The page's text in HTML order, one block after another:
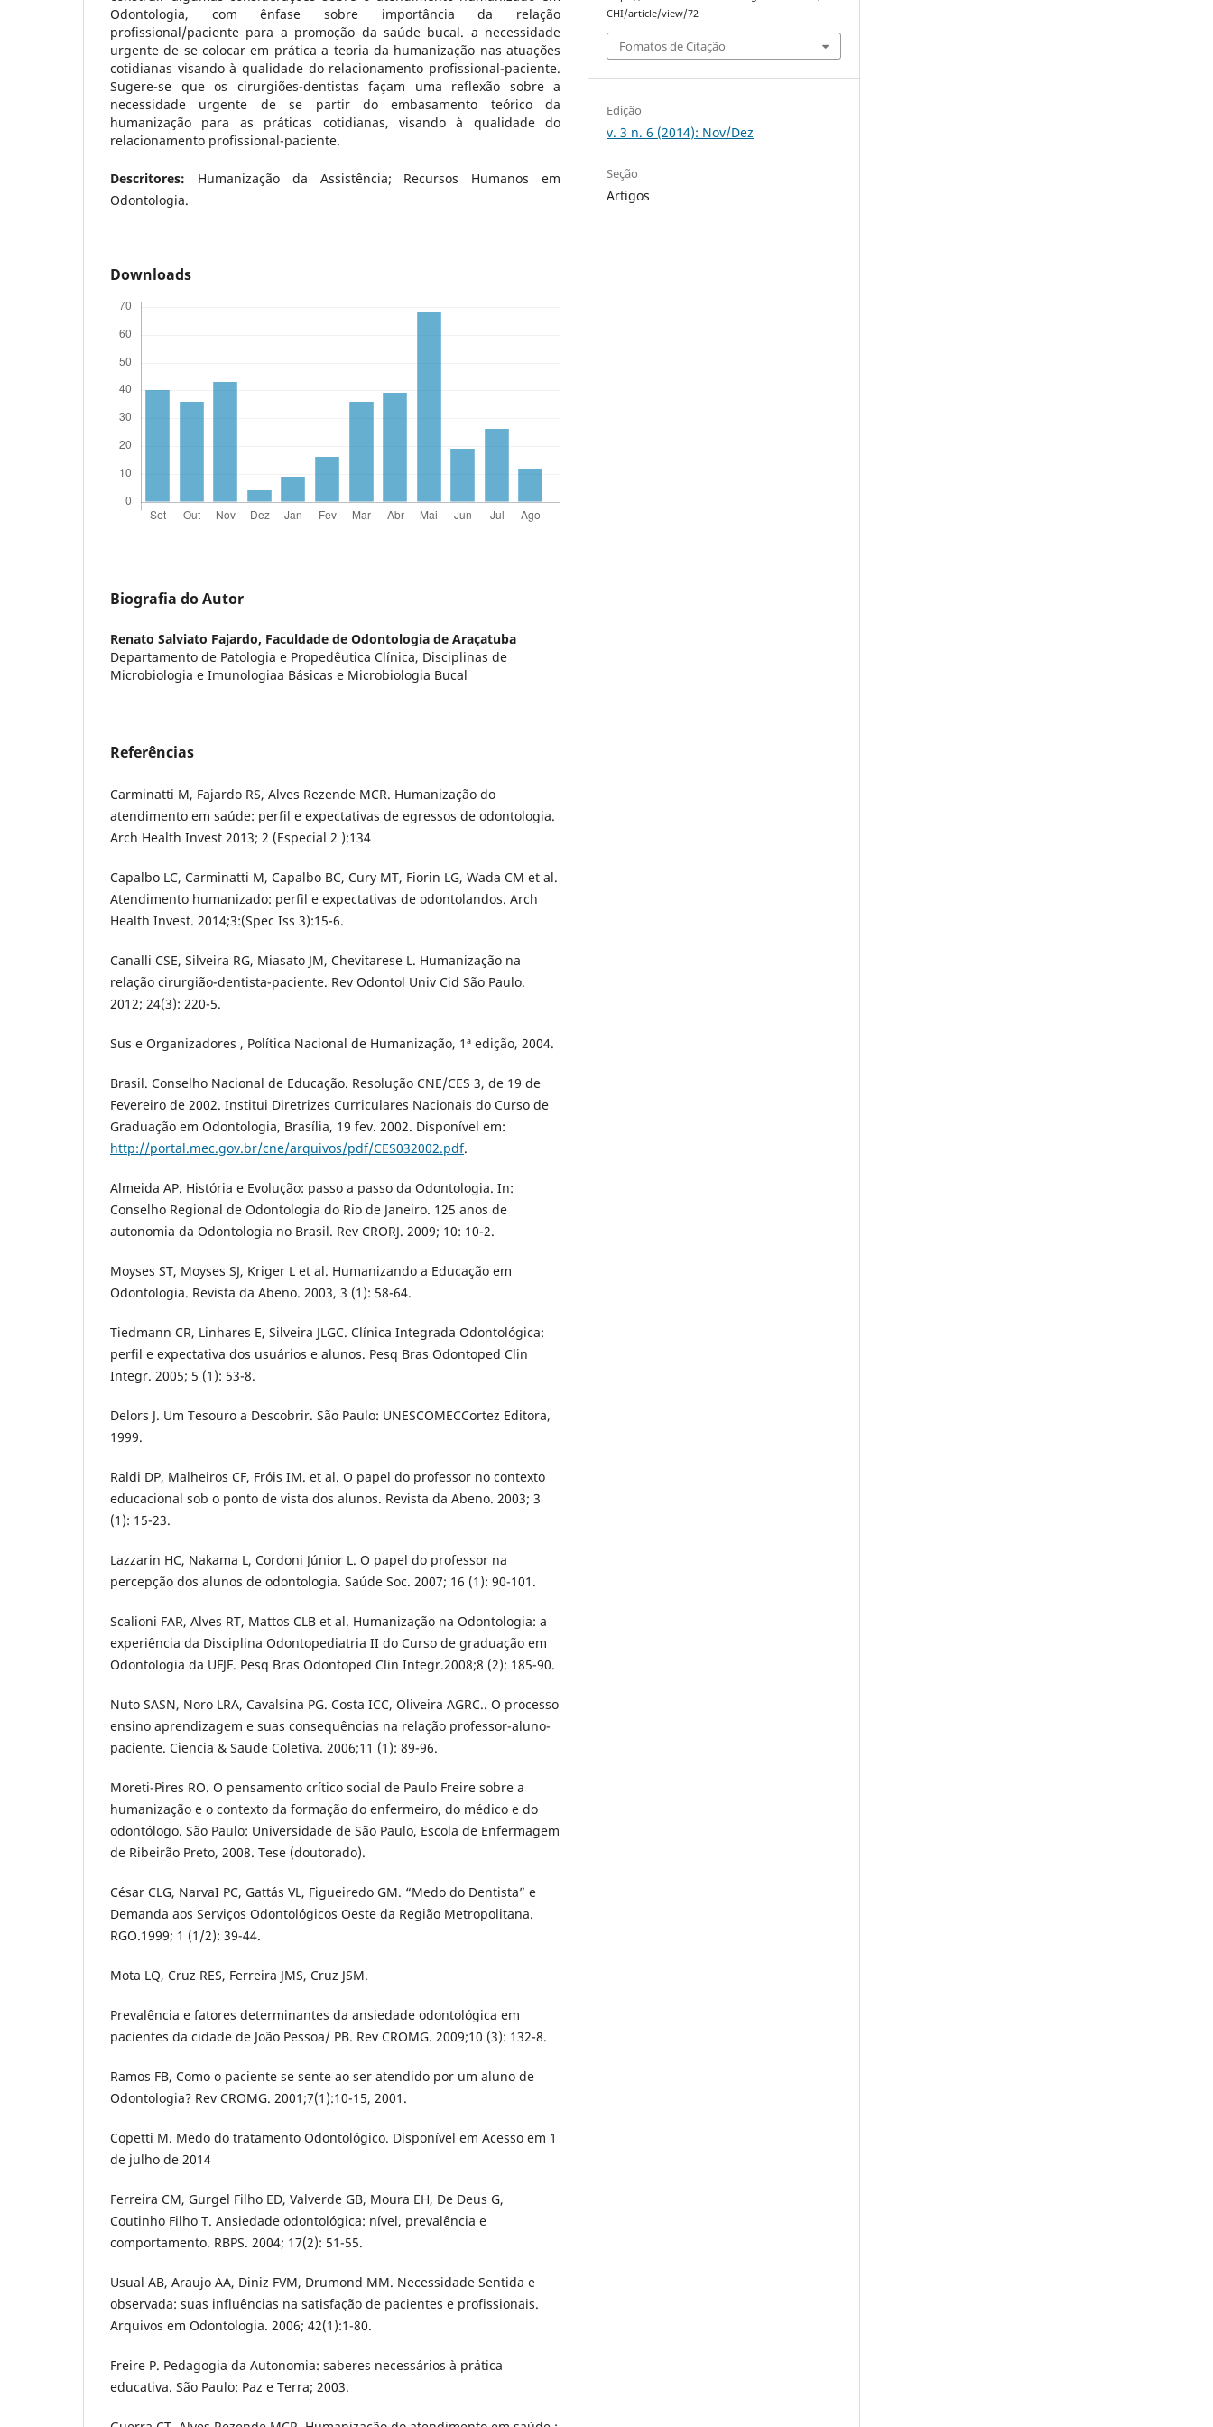
Odontologia, com ênfase sobre importância da relação
profissional/paciente para a promoção da saúde bucal. a necessidade
urgente de se colocar em prática a teoria da humanização nas atuações
cotidianas visando à qualidade do relacionamento profissional-paciente.
Sugere-se que os cirurgiões-dentistas façam uma reflexão sobre a
necessidade urgente de se partir do embasamento teórico da
humanização para as práticas cotidianas, visando à qualidade do
relacionamento profissional-paciente.
Descritores: Humanização da Assistência; Recursos Humanos em
Odontologia.
Downloads
Biografia do Autor
Renato Salviato Fajardo, Faculdade de Odontologia de Araçatuba
Departamento de Patologia e Propedêutica Clínica, Disciplinas de
Microbiologia e Imunologiaa Básicas e Microbiologia Bucal
Referências
Carminatti M, Fajardo RS, Alves Rezende MCR. Humanização do
atendimento em saúde: perfil e expectativas de egressos de odontologia.
Arch Health Invest 2013; 2 (Especial 2 ):134
Capalbo LC, Carminatti M, Capalbo BC, Cury MT, Fiorin LG, Wada CM et al.
Atendimento humanizado: perfil e expectativas de odontolandos. Arch
Health Invest. 2014;3:(Spec Iss 3):15-6.
Canalli CSE, Silveira RG, Miasato JM, Chevitarese L. Humanização na
relação cirurgião-dentista-paciente. Rev Odontol Univ Cid São Paulo.
2012; 24(3): 220-5.
Sus e Organizadores , Política Nacional de Humanização, 1ª edição, 2004.
Brasil. Conselho Nacional de Educação. Resolução CNE/CES 3, de 19 de
Fevereiro de 2002. Institui Diretrizes Curriculares Nacionais do Curso de
Graduação em Odontologia, Brasília, 19 fev. 2002. Disponível em:
http://portal.mec.gov.br/cne/arquivos/pdf/CES032002.pdf.
Almeida AP. História e Evolução: passo a passo da Odontologia. In:
Conselho Regional de Odontologia do Rio de Janeiro. 125 anos de
autonomia da Odontologia no Brasil. Rev CRORJ. 2009; 10: 10-2.
Moyses ST, Moyses SJ, Kriger L et al. Humanizando a Educação em
Odontologia. Revista da Abeno. 2003, 3 (1): 58-64.
Tiedmann CR, Linhares E, Silveira JLGC. Clínica Integrada Odontológica:
perfil e expectativa dos usuários e alunos. Pesq Bras Odontoped Clin
Integr. 2005; 5 (1): 53-8.
Delors J. Um Tesouro a Descobrir. São Paulo: UNESCOMECCortez Editora,
1999.
Raldi DP, Malheiros CF, Fróis IM. et al. O papel do professor no contexto
educacional sob o ponto de vista dos alunos. Revista da Abeno. 2003; 3
(1): 15-23.
Lazzarin HC, Nakama L, Cordoni Júnior L. O papel do professor na
percepção dos alunos de odontologia. Saúde Soc. 2007; 16 (1): 90-101.
Scalioni FAR, Alves RT, Mattos CLB et al. Humanização na Odontologia: a
experiência da Disciplina Odontopediatria II do Curso de graduação em
Odontologia da UFJF. Pesq Bras Odontoped Clin Integr.2008;8 (2): 185-90.
Nuto SASN, Noro LRA, Cavalsina PG. Costa ICC, Oliveira AGRC.. O processo
ensino aprendizagem e suas consequências na relação professor-aluno-
paciente. Ciencia & Saude Coletiva. 2006;11 (1): 89-96.
Moreti-Pires RO. O pensamento crítico social de Paulo Freire sobre a
humanização e o contexto da formação do enfermeiro, do médico e do
odontólogo. São Paulo: Universidade de São Paulo, Escola de Enfermagem
de Ribeirão Preto, 2008. Tese (doutorado).
César CLG, NarvaI PC, Gattás VL, Figueiredo GM. “Medo do Dentista” e
Demanda aos Serviços Odontológicos Oeste da Região Metropolitana.
RGO.1999; 1 (1/2): 39-44.
Mota LQ, Cruz RES, Ferreira JMS, Cruz JSM.
Prevalência e fatores determinantes da ansiedade odontológica em
pacientes da cidade de João Pessoa/ PB. Rev CROMG. 2009;10 (3): 132-8.
Ramos FB, Como o paciente se sente ao ser atendido por um aluno de
Odontologia? Rev CROMG. 2001;7(1):10-15, 2001.
Copetti M. Medo do tratamento Odontológico. Disponível em Acesso em 1
de julho de 2014
Ferreira CM, Gurgel Filho ED, Valverde GB, Moura EH, De Deus G,
Coutinho Filho T. Ansiedade odontológica: nível, prevalência e
comportamento. RBPS. 2004; 17(2): 51-55.
Usual AB, Araujo AA, Diniz FVM, Drumond MM. Necessidade Sentida e
observada: suas influências na satisfação de pacientes e profissionais.
Arquivos em Odontologia. 2006; 42(1):1-80.
Freire P. Pedagogia da Autonomia: saberes necessários à prática
educativa. São Paulo: Paz e Terra; 2003.
CHI/article/view/72
Fomatos de Citação
Edição
v. 3 n. 6 (2014): Nov/Dez
Seção
Artigos